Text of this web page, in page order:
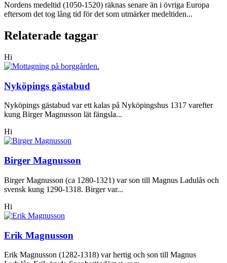
Nordens medeltid (1050-1520) räknas senare än i övriga Europa
eftersom det tog lång tid för det som utmärker medeltiden...
Relaterade taggar
Hi
Nyköpings gästabud
Nyköpings gästabud var ett kalas på Nyköpingshus 1317 varefter
kung Birger Magnusson lät fängsla...
Hi
Birger Magnusson
Birger Magnusson (ca 1280-1321) var son till Magnus Ladulås och
svensk kung 1290-1318. Birger var...
Hi
Erik Magnusson
Erik Magnusson (1282-1318) var hertig och son till Magnus